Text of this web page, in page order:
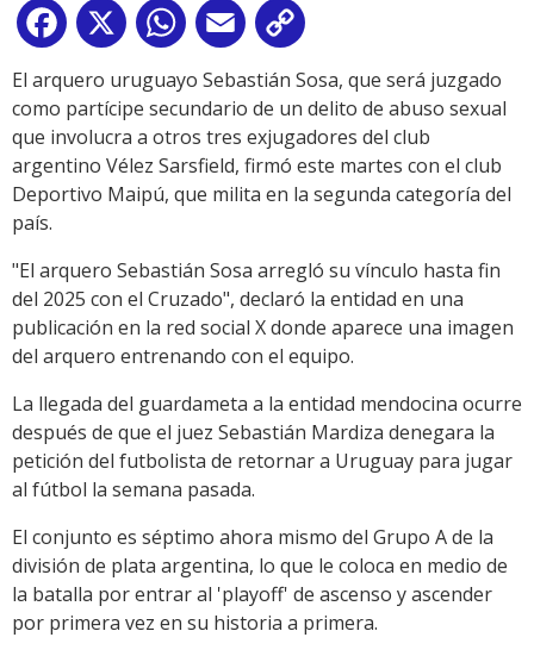
Facebook
X WhatsApp
Email
Link
El arquero uruguayo Sebastián Sosa, que será juzgado
como partícipe secundario de un delito de abuso sexual
que involucra a otros tres exjugadores del club
argentino Vélez Sarsfield, firmó este martes con el club
Deportivo Maipú, que milita en la segunda categoría del
país.
"El arquero Sebastián Sosa arregló su vínculo hasta fin
del 2025 con el Cruzado", declaró la entidad en una
publicación en la red social X donde aparece una imagen
del arquero entrenando con el equipo.
La llegada del guardameta a la entidad mendocina ocurre
después de que el juez Sebastián Mardiza denegara la
petición del futbolista de retornar a Uruguay para jugar
al fútbol la semana pasada.
El conjunto es séptimo ahora mismo del Grupo A de la
división de plata argentina, lo que le coloca en medio de
la batalla por entrar al 'playoff' de ascenso y ascender
por primera vez en su historia a primera.